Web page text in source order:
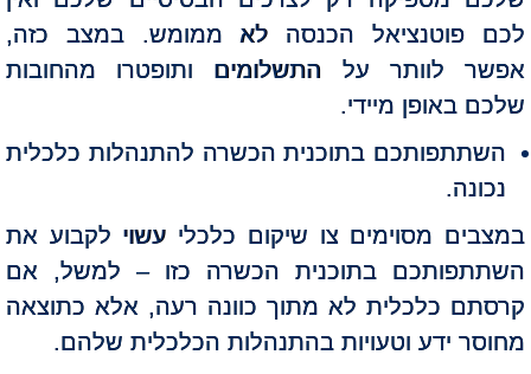
לכם פוטנציאל הכנסה לא ממומש. במצב כזה,
אפשר לוותר על התשלומים ותופטרו מהחובות
שלכם באופן מיידי.
השתתפותכם בתוכנית הכשרה להתנהלות כלכלית
נכונה.
במצבים מסוימים צו שיקום כלכלי עשוי לקבוע את
השתתפותכם בתוכנית הכשרה כזו – למשל, אם
קרסתם כלכלית לא מתוך כוונה רעה, אלא כתוצאה
מחוסר ידע וטעויות בהתנהלות הכלכלית שלהם.